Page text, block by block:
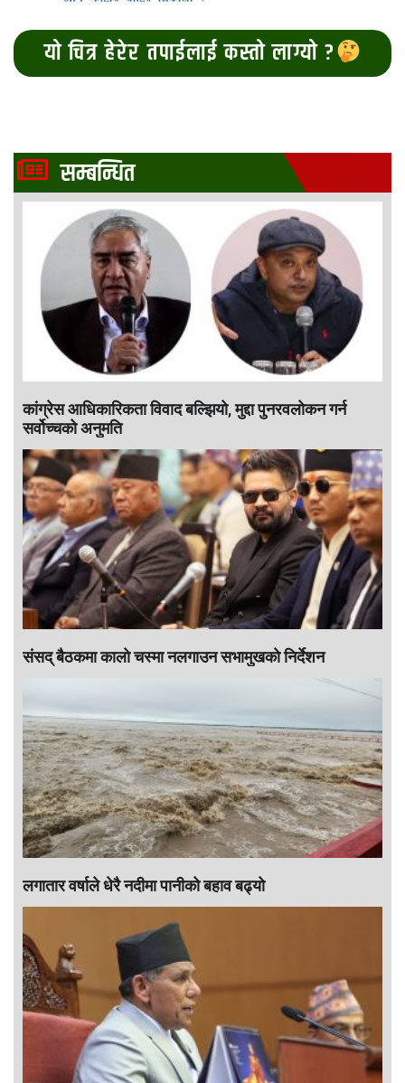
यो चित्र हेरेर तपाईलाई कस्तो लाग्यो ?
सम्बन्धित
कांग्रेस आधिकारिकता विवाद बल्झियो, मुद्दा पुनरवलोकन गर्न
सर्वोच्चको अनुमति
संसद् बैठकमा कालाे चस्मा नलगाउन सभामुखकाे निर्देशन
लगातार वर्षाले धेरै नदीमा पानीको बहाव बढ्यो